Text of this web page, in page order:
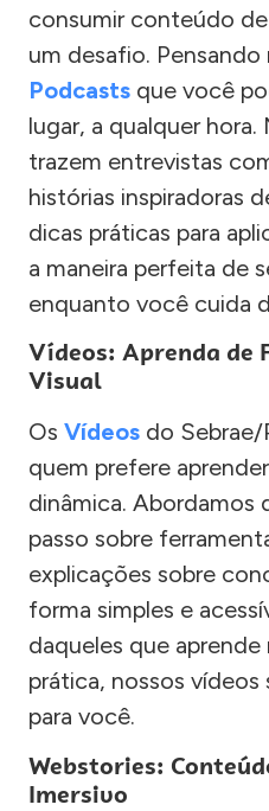
consumir conteúdo
um desafio. Pensando
Podcasts que você
lugar, a qualquer
trazem entrevistas
histórias inspiradoras
dicas práticas para
a maneira perfeita de
enquanto você cuida
Vídeos: Aprenda de
Visual
Os Vídeos do Sebrae/
quem prefere
dinâmica. Abordamos
passo sobre
explicações sobre
forma simples e
daqueles que
prática, nossos vídeos
para você.
Webstories:
Imersivo